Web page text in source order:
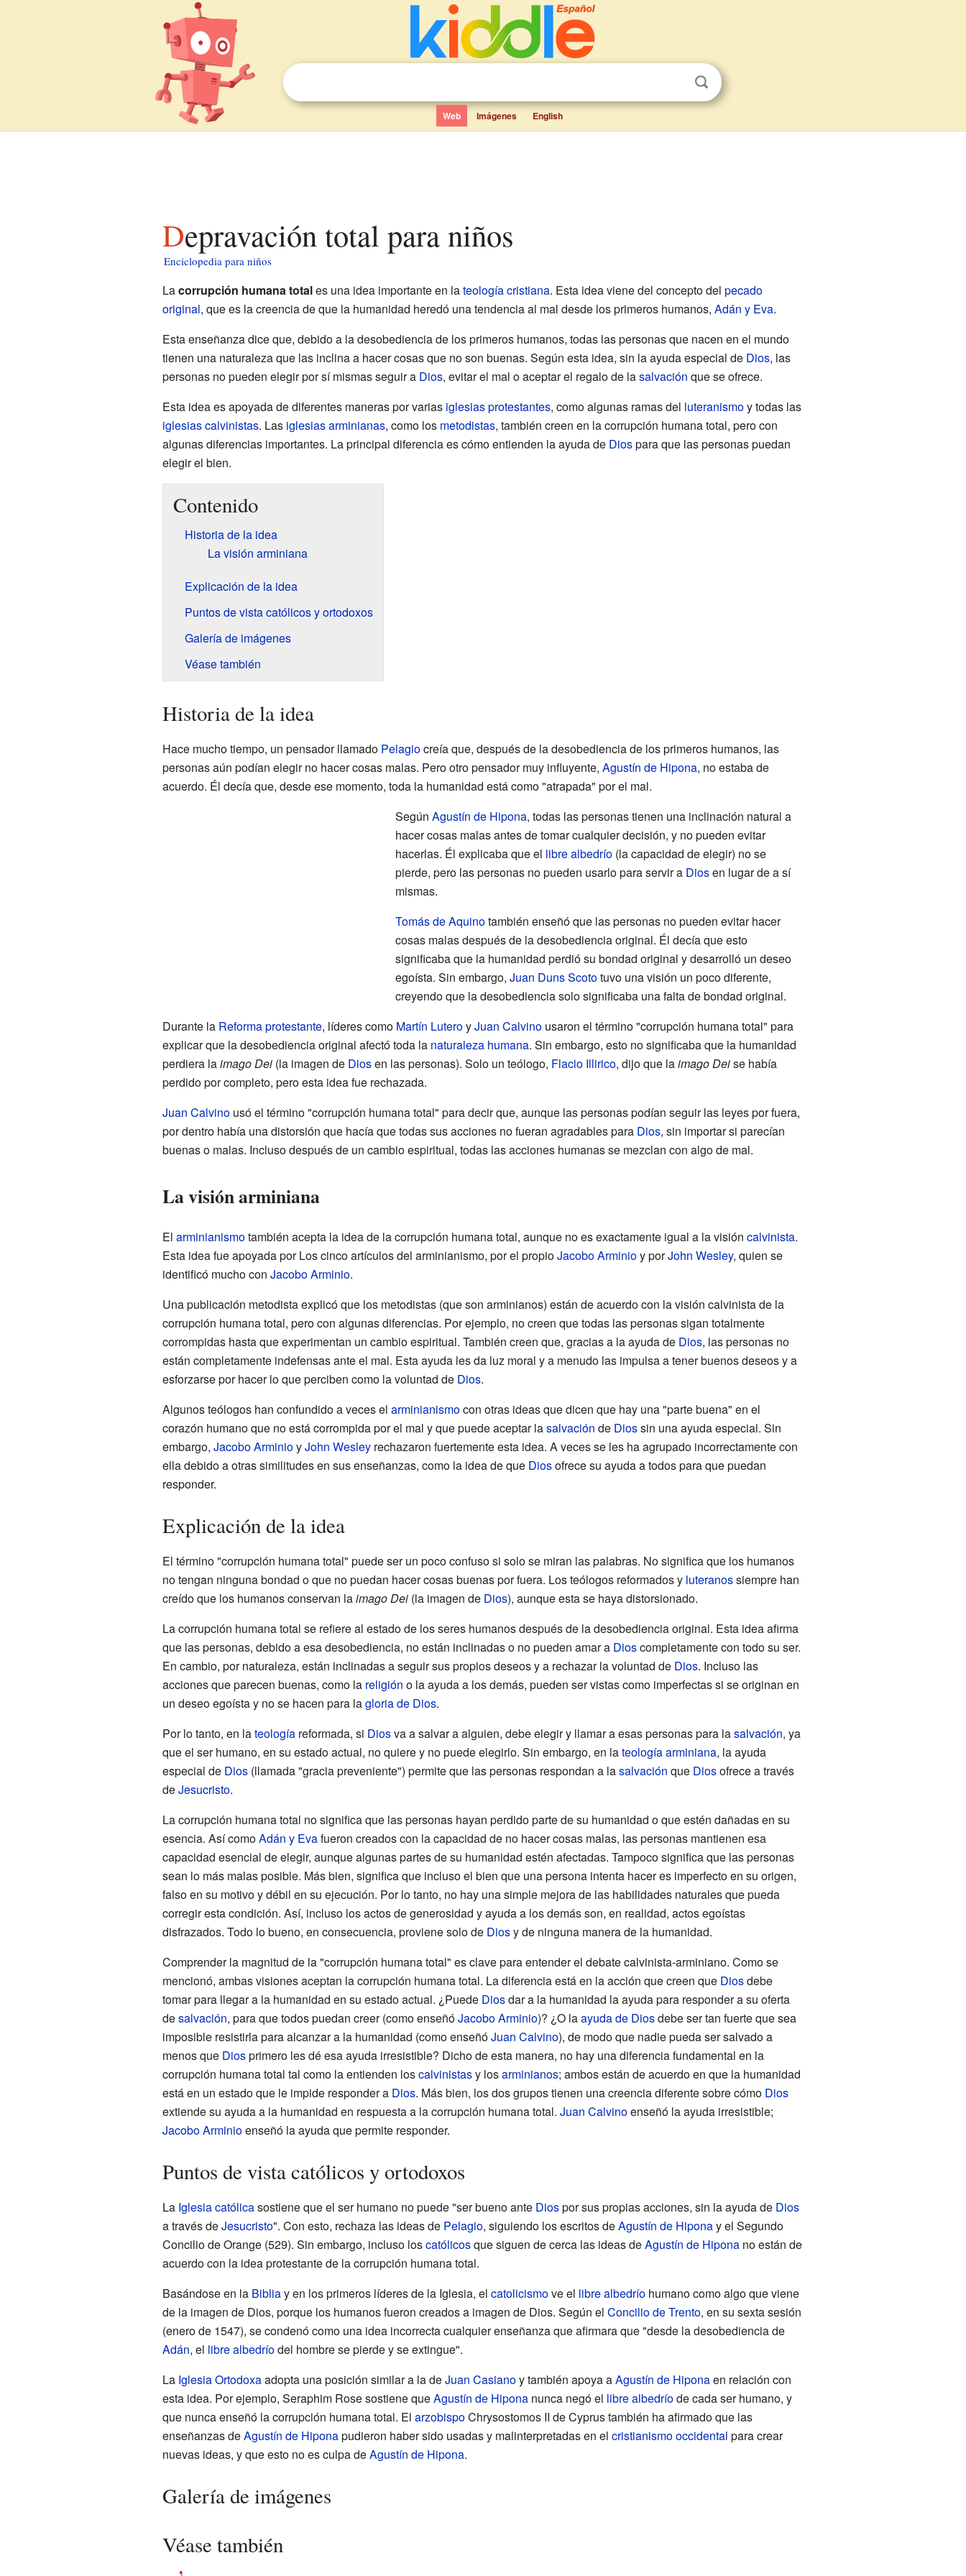
Web Imágenes English
Depravación total para niños
Enciclopedia para niños
Lacorrupción humana totales una idea importante en lateología cristiana. Esta idea viene del concepto del pecado
original, que es la creencia de que la humanidad heredó una tendencia al mal desde los primeros humanos, Adán y Eva.
Esta enseñanza dice que, debido a la desobediencia de los primeros humanos, todas las personas que nacen en el mundo
tienen una naturaleza que las inclina a hacer cosas que no son buenas. Según esta idea, sin la ayuda especial de Dios, las
personas no pueden elegir por sí mismas seguir a Dios, evitar el mal o aceptar el regalo de lasalvación que se ofrece.
Esta idea es apoyada de diferentes maneras por varias iglesias protestantes, como algunas ramas del luteranismoy todas las
iglesias calvinistas. Las iglesias arminianas, como los metodistas, también creen en la corrupción humana total, pero con
algunas diferencias importantes. La principal diferencia es cómo entienden la ayuda de Diospara que las personas puedan
elegir el bien.
Contenido
Historia de la idea
La visión arminiana
Explicación de la idea
Puntos de vista católicos y ortodoxos
Galería de imágenes
Véase también
Historia de la idea
Hace mucho tiempo, un pensador llamado Pelagiocreía que, después de la desobediencia de los primeros humanos, las
personas aún podían elegir no hacer cosas malas. Pero otro pensador muy influyente, Agustín de Hipona, no estaba de
acuerdo. Él decía que, desde ese momento, toda la humanidad está como "atrapada" por el mal.
Según Agustín de Hipona, todas las personas tienen una inclinación natural a
hacer cosas malas antes de tomar cualquier decisión, y no pueden evitar
hacerlas. Él explicaba que el libre albedrío(la capacidad de elegir) no se
pierde, pero las personas no pueden usarlo para servir a Diosen lugar de a sí
mismas.
Tomás de Aquinotambién enseñó que las personas no pueden evitar hacer
cosas malas después de la desobediencia original. Él decía que esto
significaba que la humanidad perdió su bondad original y desarrolló un deseo
egoísta. Sin embargo, Juan Duns Scototuvo una visión un poco diferente,
creyendo que la desobediencia solo significaba una falta de bondad original.
Durante la Reforma protestante, líderes como Martín LuteroyJuan Calvinousaron el término "corrupción humana total" para
explicar que la desobediencia original afectó toda la naturaleza humana. Sin embargo, esto no significaba que la humanidad
perdiera laimago Dei(la imagen de Diosen las personas). Solo un teólogo, Flacio Illirico, dijo que laimago Deise había
perdido por completo, pero esta idea fue rechazada.
Juan Calvinousó el término "corrupción humana total" para decir que, aunque las personas podían seguir las leyes por fuera,
por dentro había una distorsión que hacía que todas sus acciones no fueran agradables para Dios, sin importar si parecían
buenas o malas. Incluso después de un cambio espiritual, todas las acciones humanas se mezclan con algo de mal.
La visión arminiana
El arminianismotambién acepta la idea de la corrupción humana total, aunque no es exactamente igual a la visión calvinista.
Esta idea fue apoyada por Los cinco artículos del arminianismo, por el propioJacobo Arminioy porJohn Wesley, quien se
identificó mucho con Jacobo Arminio.
Una publicación metodista explicó que los metodistas (que son arminianos) están de acuerdo con la visión calvinista de la
corrupción humana total, pero con algunas diferencias. Por ejemplo, no creen que todas las personas sigan totalmente
corrompidas hasta que experimentan un cambio espiritual. También creen que, gracias a la ayuda de Dios, las personas no
están completamente indefensas ante el mal. Esta ayuda les da luz moral y a menudo las impulsa a tener buenos deseos y a
esforzarse por hacer lo que perciben como la voluntad de Dios.
Algunos teólogos han confundido a veces el arminianismocon otras ideas que dicen que hay una "parte buena" en el
corazón humano que no está corrompida por el mal y que puede aceptar lasalvación de Diossin una ayuda especial. Sin
embargo, Jacobo ArminioyJohn Wesleyrechazaron fuertemente esta idea. A veces se les ha agrupado incorrectamente con
ella debido a otras similitudes en sus enseñanzas, como la idea de que Diosofrece su ayuda a todos para que puedan
responder.
Explicación de la idea
El término "corrupción humana total" puede ser un poco confuso si solo se miran las palabras. No significa que los humanos
no tengan ninguna bondad o que no puedan hacer cosas buenas por fuera. Los teólogos reformados y luteranossiempre han
creído que los humanos conservan laimago Dei(la imagen de Dios), aunque esta se haya distorsionado.
La corrupción humana total se refiere al estado de los seres humanos después de la desobediencia original. Esta idea afirma
que las personas, debido a esa desobediencia, no están inclinadas o no pueden amar a Dioscompletamente con todo su ser.
En cambio, por naturaleza, están inclinadas a seguir sus propios deseos y a rechazar la voluntad de Dios. Incluso las
acciones que parecen buenas, como la religión o la ayuda a los demás, pueden ser vistas como imperfectas si se originan en
un deseo egoísta y no se hacen para lagloria de Dios.
Por lo tanto, en lateologíareformada, si Diosva a salvar a alguien, debe elegir y llamar a esas personas para lasalvación, ya
que el ser humano, en su estado actual, no quiere y no puede elegirlo. Sin embargo, en lateología arminiana, la ayuda
especial de Dios(llamada "gracia preveniente") permite que las personas respondan a lasalvación que Diosofrece a través
deJesucristo.
La corrupción humana total no significa que las personas hayan perdido parte de su humanidad o que estén dañadas en su
esencia. Así comoAdán y Evafueron creados con la capacidad de no hacer cosas malas, las personas mantienen esa
capacidad esencial de elegir, aunque algunas partes de su humanidad estén afectadas. Tampoco significa que las personas
sean lo más malas posible. Más bien, significa que incluso el bien que una persona intenta hacer es imperfecto en su origen,
falso en su motivo y débil en su ejecución. Por lo tanto, no hay una simple mejora de las habilidades naturales que pueda
corregir esta condición. Así, incluso los actos de generosidad y ayuda a los demás son, en realidad, actos egoístas
disfrazados. Todo lo bueno, en consecuencia, proviene solo de Diosy de ninguna manera de la humanidad.
Comprender la magnitud de la "corrupción humana total" es clave para entender el debate calvinista-arminiano. Como se
mencionó, ambas visiones aceptan la corrupción humana total. La diferencia está en la acción que creen que Diosdebe
tomar para llegar a la humanidad en su estado actual. ¿Puede Diosdar a la humanidad la ayuda para responder a su oferta
desalvación, para que todos puedan creer (como enseñóJacobo Arminio)? ¿O laayuda de Diosdebe ser tan fuerte que sea
imposible resistirla para alcanzar a la humanidad (como enseñóJuan Calvino), de modo que nadie pueda ser salvado a
menos que Diosprimero les dé esa ayuda irresistible? Dicho de esta manera, no hay una diferencia fundamental en la
corrupción humana total tal como la entienden loscalvinistasy losarminianos; ambos están de acuerdo en que la humanidad
está en un estado que le impide responder a Dios. Más bien, los dos grupos tienen una creencia diferente sobre cómo Dios
extiende su ayuda a la humanidad en respuesta a la corrupción humana total. Juan Calvinoenseñó la ayuda irresistible;
Jacobo Arminioenseñó la ayuda que permite responder.
Puntos de vista católicos y ortodoxos
La Iglesia católicasostiene que el ser humano no puede "ser bueno ante Diospor sus propias acciones, sin la ayuda de Dios
a través deJesucristo". Con esto, rechaza las ideas de Pelagio, siguiendo los escritos deAgustín de Hiponay el Segundo
Concilio de Orange (529). Sin embargo, incluso loscatólicosque siguen de cerca las ideas deAgustín de Hiponano están de
acuerdo con la idea protestante de la corrupción humana total.
Basándose en la Bibliay en los primeros líderes de la Iglesia, el catolicismove el libre albedríohumano como algo que viene
de la imagen de Dios, porque los humanos fueron creados a imagen de Dios. Según el Concilio de Trento, en su sexta sesión
(enero de 1547), se condenó como una idea incorrecta cualquier enseñanza que afirmara que "desde la desobediencia de
Adán, el libre albedríodel hombre se pierde y se extingue".
La Iglesia Ortodoxaadopta una posición similar a la deJuan Casianoy también apoya aAgustín de Hiponaen relación con
esta idea. Por ejemplo, Seraphim Rose sostiene queAgustín de Hiponanunca negó el libre albedríode cada ser humano, y
que nunca enseñó la corrupción humana total. El arzobispoChrysostomos II de Cyprus también ha afirmado que las
enseñanzas deAgustín de Hiponapudieron haber sido usadas y malinterpretadas en el cristianismo occidental para crear
nuevas ideas, y que esto no es culpa deAgustín de Hipona.
Galería de imágenes
Véase también